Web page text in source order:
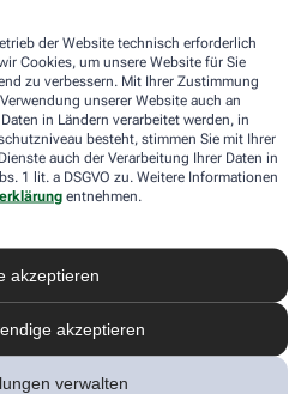
der Website technisch erforderlich
Cookies, um unsere Website für Sie
zu verbessern. Mit Ihrer Zustimmung
unserer Website auch an
in Ländern verarbeitet werden, in
besteht, stimmen Sie mit Ihrer
auch der Verarbeitung Ihrer Daten in
1 lit. a DSGVO zu. Weitere Informationen
entnehmen.
akzeptieren
akzeptieren
verwalten
many requests in a given
meine personenbezogenen Daten
Deutschland GmbH (AHD) und vom